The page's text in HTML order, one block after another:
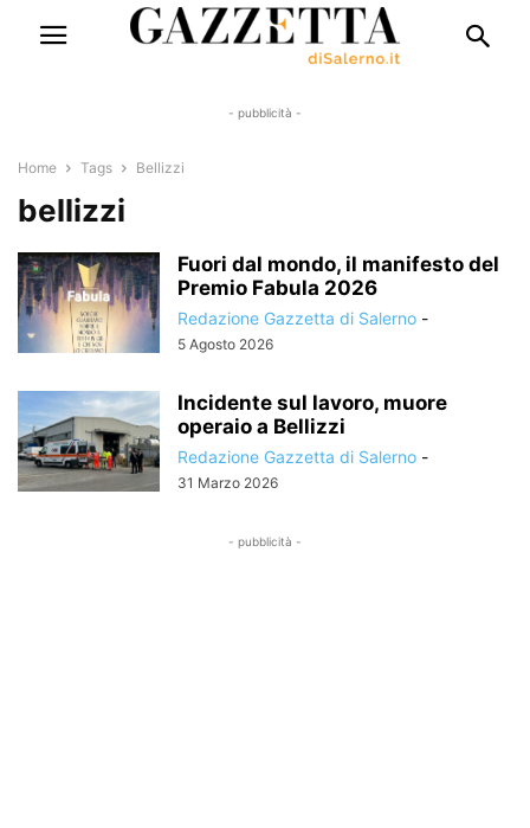
- pubblicità -
Home Tags Bellizzi
bellizzi
Fuori dal mondo, il manifesto del
Premio Fabula 2026
Redazione Gazzetta di Salerno -
5 Agosto 2026
Incidente sul lavoro, muore
operaio a Bellizzi
Redazione Gazzetta di Salerno -
31 Marzo 2026
- pubblicità -